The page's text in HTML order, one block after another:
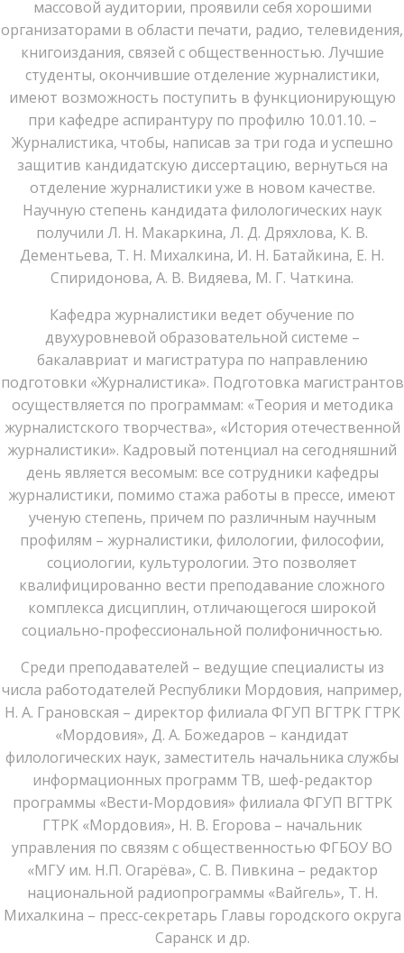
массовой аудитории, проявили себя хорошими
организаторами в области печати, радио, телевидения,
книгоиздания, связей с общественностью. Лучшие
студенты, окончившие отделение журналистики,
имеют возможность поступить в функционирующую
при кафедре аспирантуру по профилю 10.01.10. –
Журналистика, чтобы, написав за три года и успешно
защитив кандидатскую диссертацию, вернуться на
отделение журналистики уже в новом качестве.
Научную степень кандидата филологических наук
получили Л. Н. Макаркина, Л. Д. Дряхлова, К. В.
Дементьева, Т. Н. Михалкина, И. Н. Батайкина, Е. Н.
Спиридонова, А. В. Видяева, М. Г. Чаткина.
Кафедра журналистики ведет обучение по
двухуровневой образовательной системе –
бакалавриат и магистратура по направлению
подготовки «Журналистика». Подготовка магистрантов
осуществляется по программам: «Теория и методика
журналистского творчества», «История отечественной
журналистики». Кадровый потенциал на сегодняшний
день является весомым: все сотрудники кафедры
журналистики, помимо стажа работы в прессе, имеют
ученую степень, причем по различным научным
профилям – журналистики, филологии, философии,
социологии, культурологии. Это позволяет
квалифицированно вести преподавание сложного
комплекса дисциплин, отличающегося широкой
социально-профессиональной полифоничностью.
Среди преподавателей – ведущие специалисты из
числа работодателей Республики Мордовия, например,
Н. А. Грановская – директор филиала ФГУП ВГТРК ГТРК
«Мордовия», Д. А. Божедаров – кандидат
филологических наук, заместитель начальника службы
информационных программ ТВ, шеф-редактор
программы «Вести-Мордовия» филиала ФГУП ВГТРК
ГТРК «Мордовия», Н. В. Егорова – начальник
управления по связям с общественностью ФГБОУ ВО
«МГУ им. Н.П. Огарёва», С. В. Пивкина – редактор
национальной радиопрограммы «Вайгель», Т. Н.
Михалкина – пресс-секретарь Главы городского округа
Саранск и др.